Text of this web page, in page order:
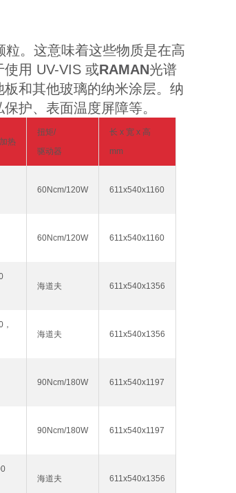
粒。这意味着这些物质是在高
用 UV-VIS 或RAMAN光谱
和其他玻璃的纳米涂层。纳
护、表面温度屏障等。
热
扭矩/
驱动器
长 x 宽 x 高
mm
60Ncm/120W 611x540x1160
60Ncm/120W 611x540x1160
海道夫 611x540x1356
海道夫 611x540x1356
90Ncm/180W 611x540x1197
90Ncm/180W 611x540x1197
海道夫 611x540x1356